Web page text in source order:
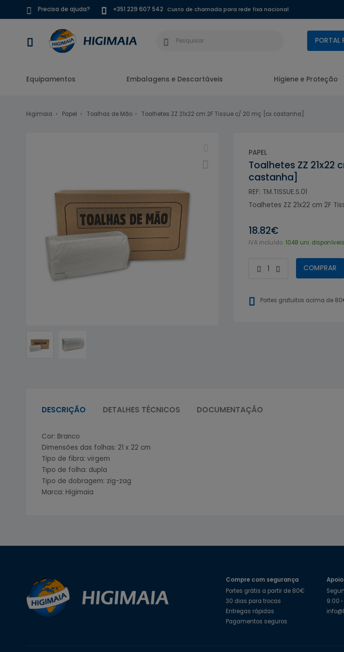
Precisa de ajuda? +351 229 607 542 Custo de chamada para rede fixa nacional
PORTAL
Equipamentos Embalagens e Descartáveis Higiene e Proteção
Higimaia Papel Toalhas de Mão Toalhetes ZZ 21x22 cm 2F Tissue c/ 20 mç [cx castanha]
PAPEL
Toalhetes ZZ 21x22
castanha]
REF: TM.TISSUE.S.01
Toalhetes ZZ 21x22 cm 2F
18.82€
IVA incluído. 1048 uni. disponíveis
COMPRAR
Portes gratuitos acima de
DESCRIÇÃO DETALHES TÉCNICOS DOCUMENTAÇÃO
Cor: Branco
Dimensões das folhas: 21 x 22 cm
Tipo de fibra: virgem
Tipo de folha: dupla
Tipo de dobragem: zig-zag
Marca: Higimaia
Compre com segurança
Portes grátis a partir de 80€
30 dias para trocas
Entregas rápidas
Pagamentos seguros
9:00 ›